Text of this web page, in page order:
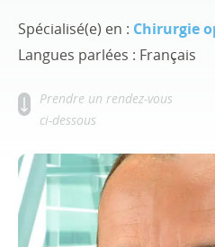
Spécialisé(e) en : Chirurgie
Langues parlées : Français
Prendre un rendez-vous
ci-dessous